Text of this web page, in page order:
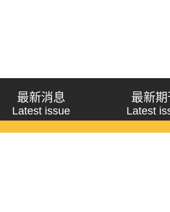
最新消息
Latest issue
最新期
Latest